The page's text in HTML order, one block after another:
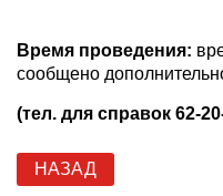
Время проведения:
сообщено
(тел. для справок 62-
НАЗАД